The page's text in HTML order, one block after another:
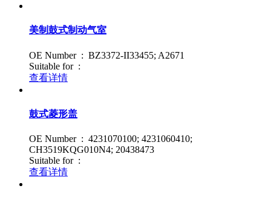
美制鼓式制动气室
OE Number : BZ3372-II33455; A2671
Suitable for :
查看详情
鼓式菱形盖
OE Number : 4231070100; 4231060410;
CH3519KQG010N4; 20438473
Suitable for :
查看详情